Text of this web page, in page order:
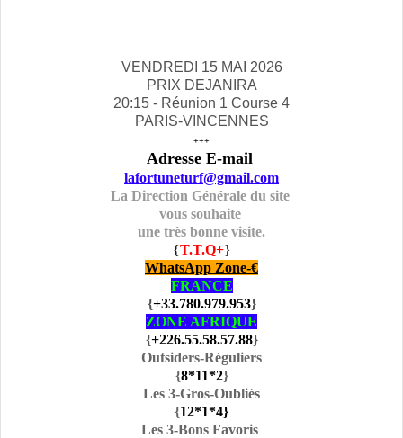
VENDREDI 15 MAI 2026
PRIX DEJANIRA
20:15 - Réunion 1 Course 4
PARIS-VINCENNES
+++
Adresse E-mail
lafortuneturf@gmail.com
La Direction Générale du site
vous souhaite
une très bonne visite.
{T.T.Q+}
WhatsApp Zone-€
FRANCE
{+33.780.979.953}
ZONE AFRIQUE
{+226.55.58.57.88}
Outsiders-Réguliers
{8*11*2}
Les 3-Gros-Oubliés
{12*1*4}
Les 3-Bons Favoris